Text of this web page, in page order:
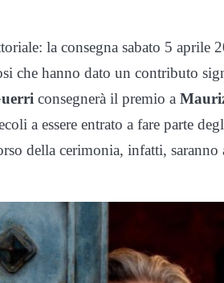
la consegna sabato 5 aprile
che hanno dato un contributo
consegnerà il premio a
a essere entrato a fare parte
della cerimonia, infatti,